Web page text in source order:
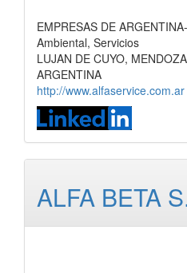
EMPRESAS DE
Ambiental, Servicios
LUJAN DE CUYO, MENDOZA
ARGENTINA
http://www.alfaservice.com.ar
ALFA BETA